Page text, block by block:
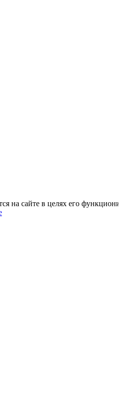
сайте в целях его